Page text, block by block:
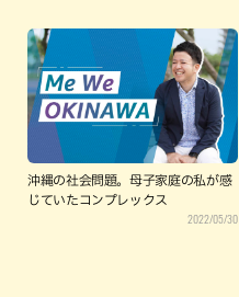
沖縄の社会問題。母子家庭の私が感
じていたコンプレックス
2022/05/30